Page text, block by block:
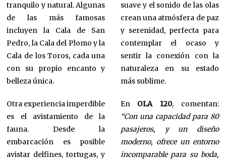
tranquilo y natural. Algunas
de las más famosas
incluyen la Cala de San
Pedro, la Cala del Plomo y la
Cala de los Toros, cada una
con su propio encanto y
belleza única.
Otra experiencia imperdible
es el avistamiento de la
fauna. Desde la
embarcación es posible
avistar delfines, tortugas, y
suave y el sonido de las olas
crean una atmósfera de paz
y serenidad, perfecta para
contemplar el ocaso y
sentir la conexión con la
naturaleza en su estado
más sublime.
En OLA 120, comentan:
“Con una capacidad para 80
pasajeros, y un diseño
moderno, ofrece un entorno
incomparable para su boda,